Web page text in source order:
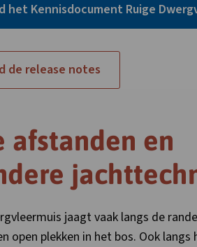
het Kennisdocument Ruige
de release notes
opent
tabblad
afstanden en
jaagt vaak langs de
open plekken in het bos. Ook